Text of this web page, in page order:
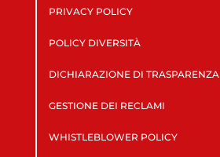
PRIVACY POLICY
POLICY DIVERSITÀ
DICHIARAZIONE DI TRASPARENZA
GESTIONE DEI RECLAMI
WHISTLEBLOWER POLICY